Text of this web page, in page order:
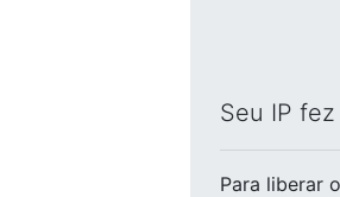
Seu IP
Para liberar